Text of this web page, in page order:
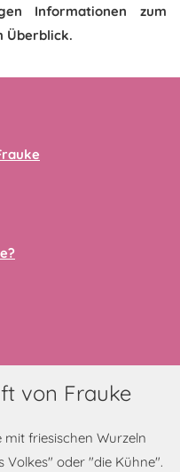
Informationen zum
Überblick.
von Frauke
friesischen Wurzeln
Volkes" oder "die Kühne".